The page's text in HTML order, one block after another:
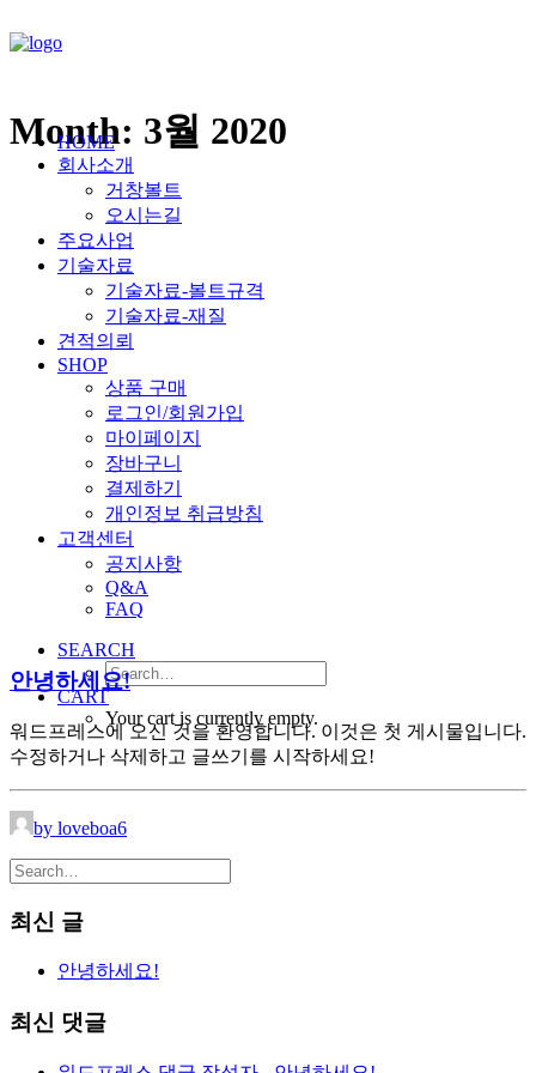
HOME
회사소개
거창볼트
오시는길
주요사업
기술자료
기술자료-볼트규격
기술자료-재질
견적의뢰
SHOP
상품 구매
로그인/회원가입
마이페이지
장바구니
결제하기
개인정보 취급방침
고객센터
공지사항
Q&A
FAQ
SEARCH
CART
Your cart is currently empty.
Month: 3월 2020
안녕하세요!
워드프레스에 오신 것을 환영합니다. 이것은 첫 게시물입니다.
수정하거나 삭제하고 글쓰기를 시작하세요!
by loveboa6
최신 글
안녕하세요!
최신 댓글